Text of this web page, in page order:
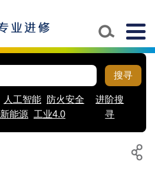
搜寻
人工智能
防火安全
新能源 工业4.0
进阶搜
寻